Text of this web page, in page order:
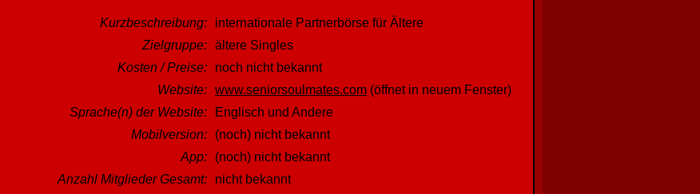
Kurzbeschreibung:
internationale Partnerbörse für Ältere
Zielgruppe: ältere Singles
Kosten / Preise:
noch nicht bekannt
Website: www.seniorsoulmates.com (öffnet in neuem Fenster)
Sprache(n) der Website:
Englisch und Andere
Mobilversion:
(noch) nicht bekannt
App:
(noch) nicht bekannt
Anzahl Mitglieder Gesamt:
nicht bekannt